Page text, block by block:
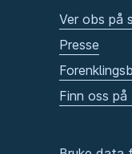
Ver obs på
Presse
Finn oss på